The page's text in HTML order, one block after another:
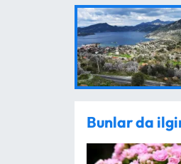
Bunlar da